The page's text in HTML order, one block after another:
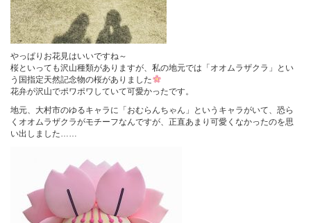
やっぱりお花見はいいですね～
桜といっても沢山種類がありますが、私の地元では「オオムラザクラ」とい
う国指定天然記念物の桜がありました
花弁が沢山でポワポワしていて可愛かったです。
地元、大村市のゆるキャラに「おむらんちゃん」というキャラがいて、恐ら
くオオムラザクラがモチーフなんですが、正直あまり可愛くなかったのを思
い出しました……